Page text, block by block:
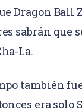
Dragon Ball
sabrán que
La.
también
era solo